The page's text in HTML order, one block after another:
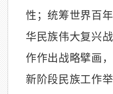
性；统筹世界百
华民族伟大复兴
作作出战略擘画
新阶段民族工作